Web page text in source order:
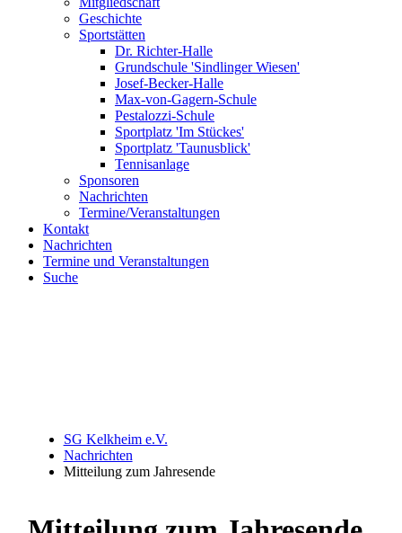
Geschichte
Sportstätten
Dr. Richter-Halle
Grundschule 'Sindlinger Wiesen'
Josef-Becker-Halle
Max-von-Gagern-Schule
Pestalozzi-Schule
Sportplatz 'Im Stückes'
Sportplatz 'Taunusblick'
Tennisanlage
Sponsoren
Nachrichten
Termine/Veranstaltungen
Kontakt
Nachrichten
Termine und Veranstaltungen
Suche
SG Kelkheim e.V.
Nachrichten
Mitteilung zum Jahresende